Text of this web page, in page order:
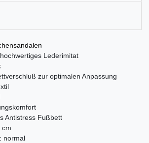
Lederimitat
zur optimalen Anpassung
Antistress Fußbett
cm
normal